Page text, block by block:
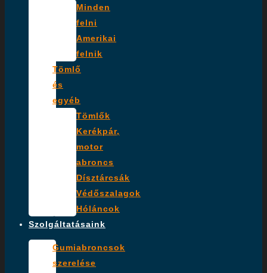
Minden
felni
Amerikai
felnik
Tömlő
és
egyéb
Tömlők
Kerékpár,
motor
abroncs
Dísztárcsák
Védőszalagok
Hóláncok
Szolgáltatásaink
Gumiabroncsok
szerelése